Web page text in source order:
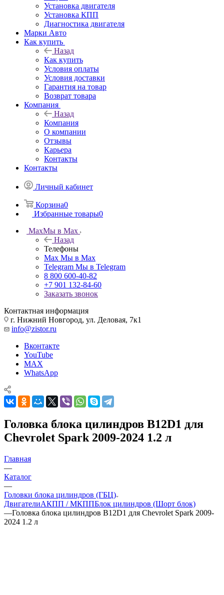
Установка двигателя
Установка КПП
Диагностика двигателя
Марки Авто
Как купить
Назад
Как купить
Условия оплаты
Условия доставки
Гарантия на товар
Возврат товара
Компания
Назад
Компания
О компании
Отзывы
Карьера
Контакты
Контакты
Личный кабинет
Корзина0
Избранные товары0
MaxМы в Max
Назад
Телефоны
Max Мы в Max
Telegram Мы в Telegram
8 800 600-40-82
+7 901 132-84-60
Заказать звонок
Контактная информация
г. Нижний Новгород, ул. Деловая, 7к1
info@zistor.ru
Вконтакте
YouTube
MAX
WhatsApp
Головка блока цилиндров B12D1 для
Chevrolet Spark 2009-2024 1.2 л
Главная
—
Каталог
—
Головки блока цилиндров (ГБЦ)
ДвигателиАКПП / МКППБлок цилиндров (Шорт блок)
—Головка блока цилиндров B12D1 для Chevrolet Spark 2009-
2024 1.2 л